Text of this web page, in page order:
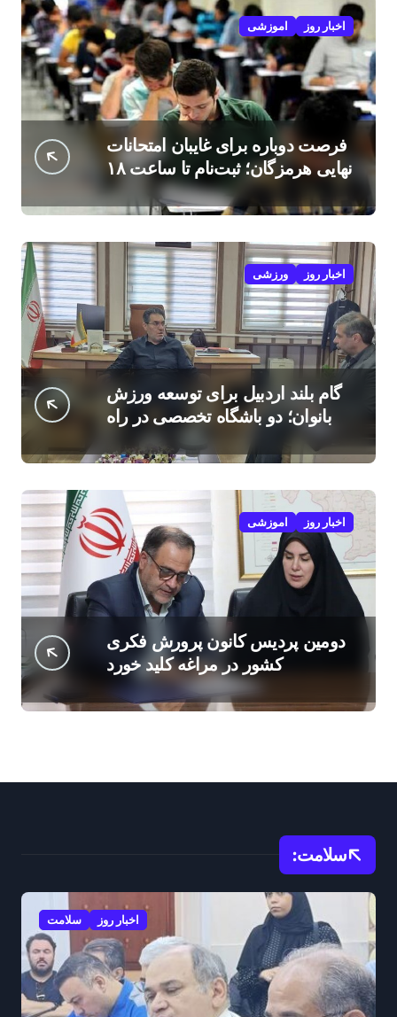
اخبار روز اموزشی
فرصت دوباره برای غایبان امتحانات
نهایی هرمزگان؛ ثبت‌نام تا ساعت ۱۸
امروز
اخبار روز ورزشی
گام بلند اردبیل برای توسعه ورزش
بانوان؛ دو باشگاه تخصصی در راه
است
اخبار روز اموزشی
دومین پردیس کانون پرورش فکری
کشور در مراغه کلید خورد
سلامت:
اخبار روز سلامت